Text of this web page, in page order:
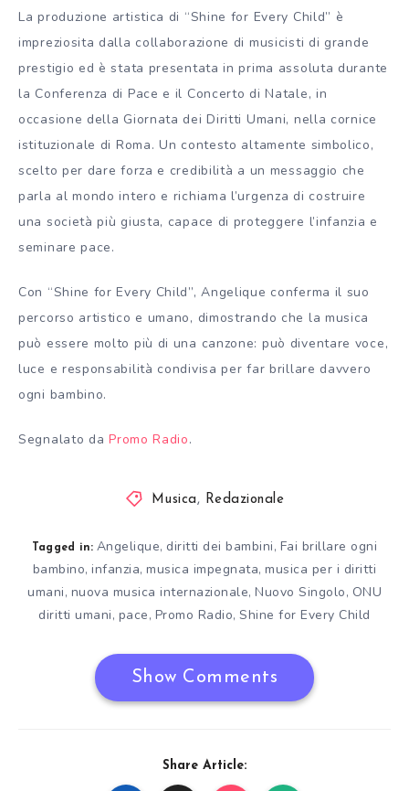
La produzione artistica di “Shine for Every Child” è
impreziosita dalla collaborazione di musicisti di grande
prestigio ed è stata presentata in prima assoluta durante
la Conferenza di Pace e il Concerto di Natale, in
occasione della Giornata dei Diritti Umani, nella cornice
istituzionale di Roma. Un contesto altamente simbolico,
scelto per dare forza e credibilità a un messaggio che
parla al mondo intero e richiama l’urgenza di costruire
una società più giusta, capace di proteggere l’infanzia e
seminare pace.
Con “Shine for Every Child”, Angelique conferma il suo
percorso artistico e umano, dimostrando che la musica
può essere molto più di una canzone: può diventare voce,
luce e responsabilità condivisa per far brillare davvero
ogni bambino.
Segnalato daPromo Radio.
Musica , Redazionale
Tagged in: Angelique, diritti dei bambini, Fai brillare ogni
bambino,infanzia,musica impegnata,musica per i diritti
umani, nuova musica internazionale, Nuovo Singolo, ONU
diritti umani, pace, Promo Radio,Shine for Every Child
Show Comments
Share Article: